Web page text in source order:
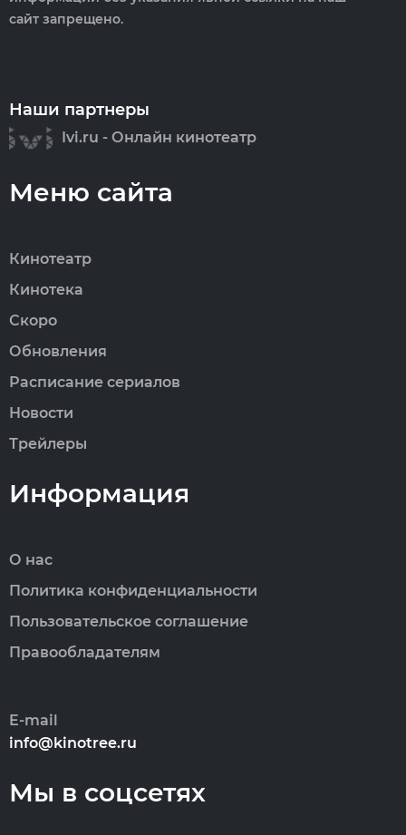
сайт запрещено.
Наши партнеры
Ivi.ru - Онлайн кинотеатр
Меню сайта
Кинотеатр
Кинотека
Скоро
Обновления
Расписание сериалов
Новости
Трейлеры
Информация
О нас
Политика конфиденциальности
Пользовательское соглашение
Правообладателям
E-mail
info@kinotree.ru
Мы в соцсетях